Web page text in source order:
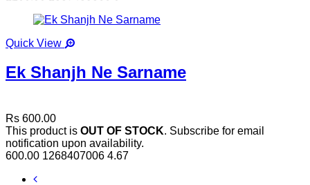
Quick View
Ek Shanjh Ne Sarname
Rs 600.00
This product is OUT OF STOCK. Subscribe for email
notification upon availability.
600.00 1268407006 4.67